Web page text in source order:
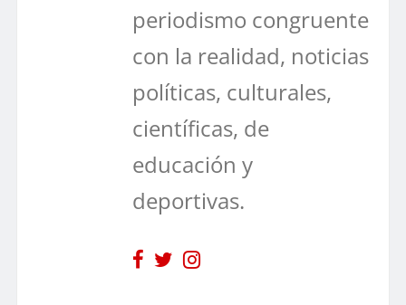
periodismo congruente
con la realidad, noticias
políticas, culturales,
científicas, de
educación y
deportivas.